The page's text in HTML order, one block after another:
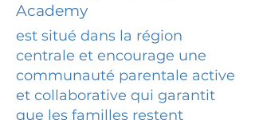
Academy
est situé dans la région
centrale et encourage une
communauté parentale active
et collaborative qui garantit
que les familles restent